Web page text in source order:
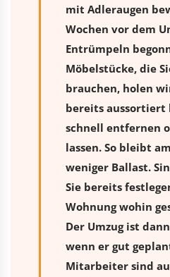
mit Adleraugen
Wochen vor dem
Entrümpeln
Möbelstücke, die
brauchen, holen
bereits aussortiert
schnell entfernen
lassen. So bleibt
weniger Ballast.
Sie bereits
Wohnung wohin
Der Umzug ist
wenn er gut
Mitarbeiter sind